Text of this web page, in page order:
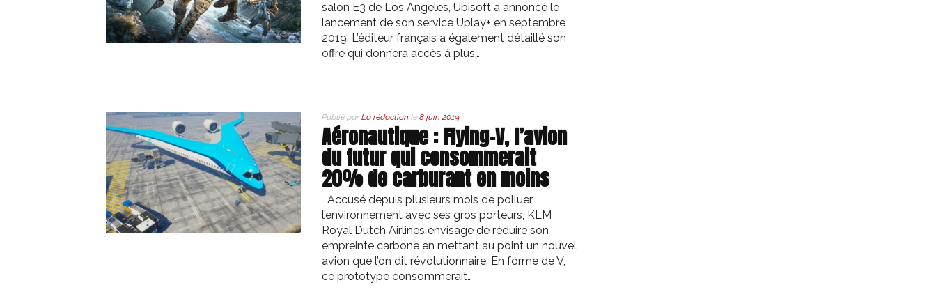
salon E3 de Los Angeles, Ubisoft a annoncé le
lancement de son service Uplay+ en septembre
2019. L’éditeur français a également détaillé son
offre qui donnera accès à plus…
Publié par La rédaction le 8 juin 2019
Aéronautique : Flying-V, l’avion
du futur qui consommerait
20% de carburant en moins
Accusé depuis plusieurs mois de polluer
l’environnement avec ses gros porteurs, KLM
Royal Dutch Airlines envisage de réduire son
empreinte carbone en mettant au point un nouvel
avion que l’on dit révolutionnaire. En forme de V,
ce prototype consommerait…